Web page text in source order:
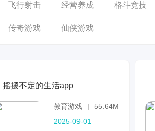
飞行射击 经营养成 格斗竞技
传奇游戏 仙侠游戏
摇摆不定的生活app
教育游戏 |
55.64MB
2025-09-01